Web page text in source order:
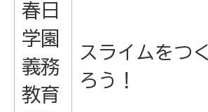
春日
学園
義務
教育
スライムをつく
ろう！